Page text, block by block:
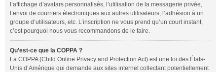
l’affichage d’avatars personnalisés, l’utilisation de la messagerie privée,
l’envoi de courriers électroniques aux autres utilisateurs, l’adhésion à un
groupe d’utilisateurs, etc. L’inscription ne vous prend qu’un court instant,
c’est pourquoi nous vous recommandons de le faire.
Qu’est-ce que la COPPA ?
La COPPA (Child Online Privacy and Protection Act) est une loi des États-
Unis d’Amérique qui demande aux sites internet collectant potentiellement